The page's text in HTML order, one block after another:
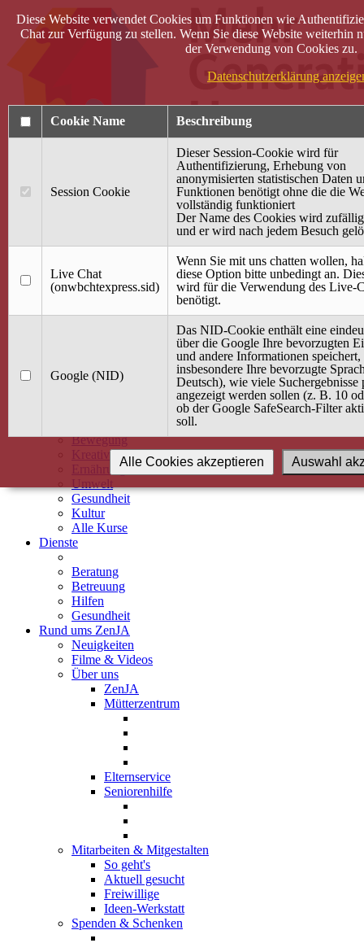
Anmelden
Treffpunkt Jung & Alt
40 Jahre Mütterzentrum
Familiencafé
Gemeinsam unterwegs
Angebot / Kurs suchen
Babybauch & Elternschaft
Bewegung
Kreativität
Ernährung
Umwelt
Gesundheit
Kultur
Alle Kurse
Dienste
Beratung
Betreuung
Hilfen
Gesundheit
Rund ums ZenJA
Neuigkeiten
Filme & Videos
Über uns
ZenJA
Mütterzentrum
Elternservice
Seniorenhilfe
Mitarbeiten & Mitgestalten
So geht's
Aktuell gesucht
Freiwillige
Ideen-Werkstatt
Spenden & Schenken
Diese Website verwendet Cookies um Funktionen wie
Chat zur Verfügung zu stellen. Wenn Sie diese Website weiterhin
der Verwendung von Cookies zu.
Datenschutzerklärung
Cookie Name Beschreibung
Session Cookie
Dieser Session-Cookie wird für
Authentifizierung, Erhebung von
anonymisierten statistischen Daten
Funktionen benötigt ohne die die
vollständig funktioniert
Der Name des Cookies wird
und er wird nach jedem Besuch
Live Chat
(onwbchtexpress.sid)
Wenn Sie mit uns chatten wollen,
diese Option bitte unbedingt an.
wird für die Verwendung des Live-
benötigt.
Google (NID)
Das NID-Cookie enthält eine
über die Google Ihre bevorzugten
und andere Informationen speichert,
insbesondere Ihre bevorzugte
Deutsch), wie viele Suchergebnisse
angezeigt werden sollen (z. B. 10
ob der Google SafeSearch-Filter
soll.
Auswahl
Alle Cookies akzeptieren